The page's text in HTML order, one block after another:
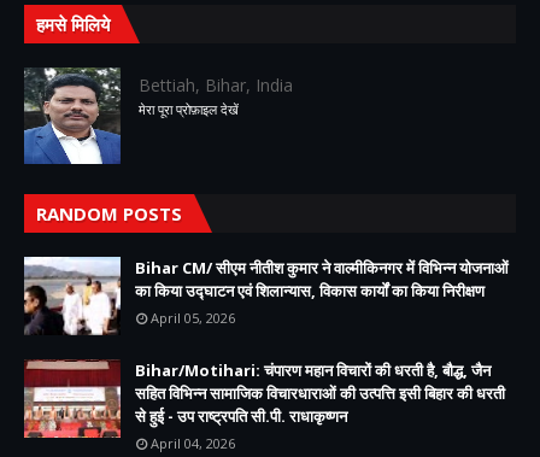
हमसे मिलिये
Bettiah, Bihar, India
मेरा पूरा प्रोफ़ाइल देखें
RANDOM POSTS
Bihar CM/ सीएम नीतीश कुमार ने वाल्मीकिनगर में विभिन्न योजनाओं
का किया उद्घाटन एवं शिलान्यास, विकास कार्यों का किया निरीक्षण
April 05, 2026
Bihar/Motihari: चंपारण महान विचारों की धरती है, बौद्ध, जैन
सहित विभिन्न सामाजिक विचारधाराओं की उत्पत्ति इसी बिहार की धरती
से हुई - उप राष्ट्रपति सी.पी. राधाकृष्णन
April 04, 2026